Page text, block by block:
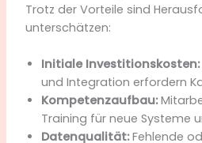
Trotz der Vorteile sind
unterschätzen:
Initiale Investitionskosten:
und Integration erfordern
Kompetenzaufbau:
Training für neue Systeme
Datenqualität:Fehlende